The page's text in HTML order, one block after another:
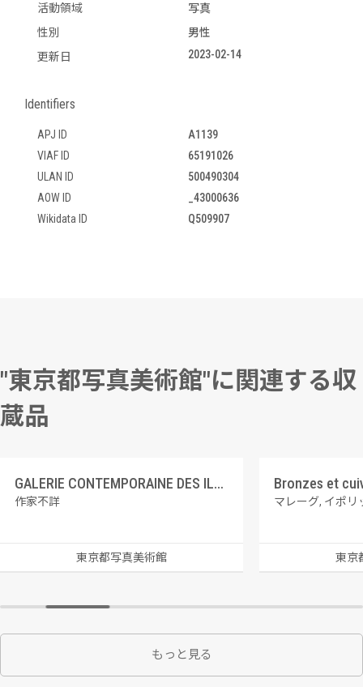
活動領域
写真
性別
男性
更新日
2023-02-14
Identifiers
APJ ID
A1139
VIAF ID
65191026
ULAN ID
500490304
AOW ID
_43000636
Wikidata ID
Q509907
"東京都写真美術館"に関連する収
蔵品
GALERIE CONTEMPORAINE DES ILLUSTRATIONS FRANCAISES 5 レオン・クチュリエ、警戒
作家不詳
東京都写真美術館
マレーグ, イポリ
東京
もっと見る